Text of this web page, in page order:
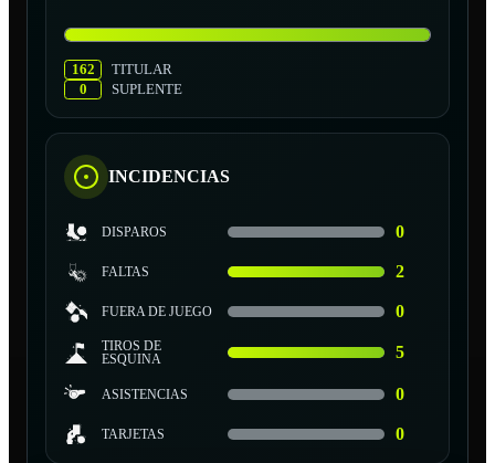
162
TITULAR
0
SUPLENTE
INCIDENCIAS
DISPAROS 0
FALTAS 2
FUERA DE JUEGO 0
TIROS DE
ESQUINA
5
ASISTENCIAS 0
TARJETAS 0